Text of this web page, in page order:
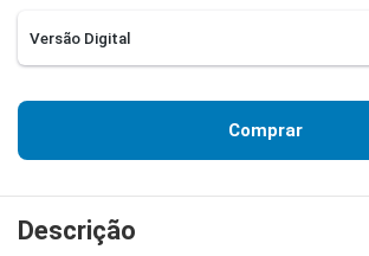
Comprar
Descrição